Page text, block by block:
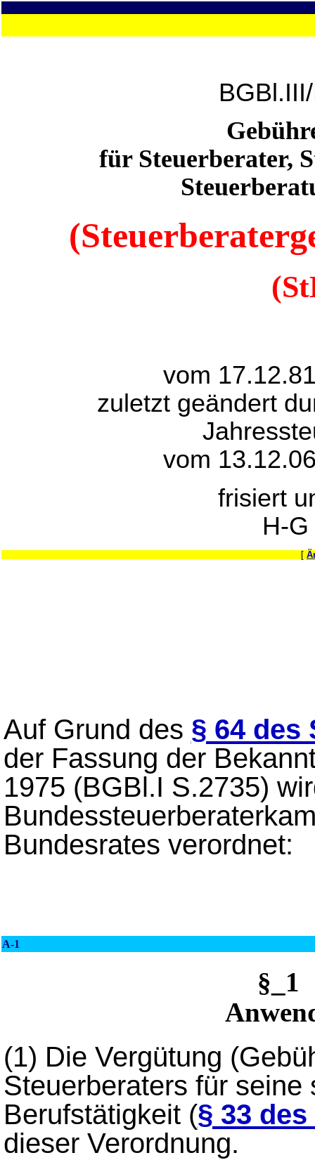
für Steuerberater,
vom
zuletzt geändert
vom
frisiert
H-
[
Auf Grund des § 64 des
der Fassung der
1975 (BGBl.I S.2735)
Bundesrates verordnet:
A-1
§_1
(1) Die Vergütung
Steuerberaters für
Berufstätigkeit (§ 33
dieser Verordnung.